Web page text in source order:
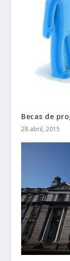
Becas de
28 abril, 2015